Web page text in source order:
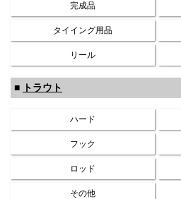
完成品
タイイング用品
リール
■ トラウト
ハード
フック
ロッド
その他